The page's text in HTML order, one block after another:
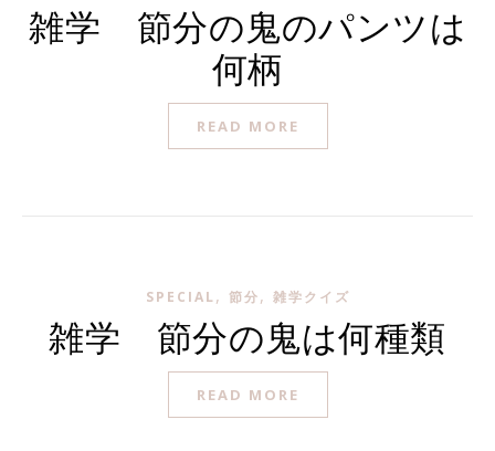
雑学 節分の鬼のパンツは
何柄
READ MORE
SPECIAL, 節分, 雑学クイズ
雑学 節分の鬼は何種類
READ MORE